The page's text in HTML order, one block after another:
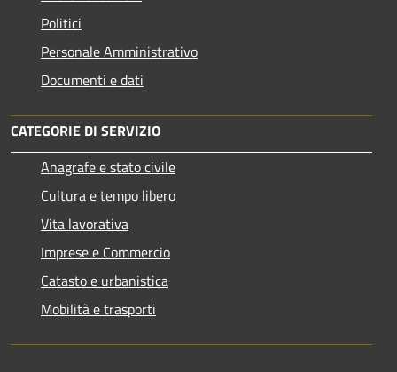
Politici
Personale Amministrativo
Documenti e dati
CATEGORIE DI SERVIZIO
Anagrafe e stato civile
Cultura e tempo libero
Vita lavorativa
Imprese e Commercio
Catasto e urbanistica
Mobilità e trasporti